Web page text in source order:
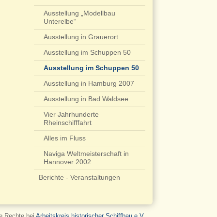
Ausstellung „Modellbau
Unterelbe“
Ausstellung in Grauerort
Ausstellung im Schuppen 50
Ausstellung im Schuppen 50
Ausstellung in Hamburg 2007
Ausstellung in Bad Waldsee
Vier Jahrhunderte
Rheinschifffahrt
Alles im Fluss
Naviga Weltmeisterschaft in
Hannover 2002
Berichte - Veranstaltungen